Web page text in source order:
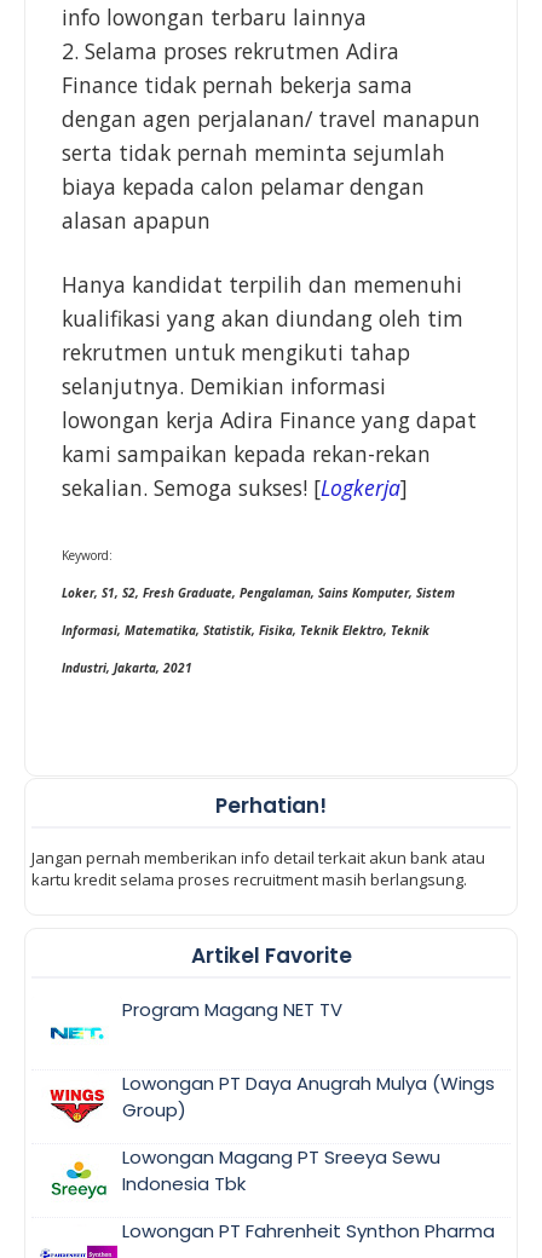
info lowongan terbaru lainnya
2. Selama proses rekrutmen Adira
Finance tidak pernah bekerja sama
dengan agen perjalanan/ travel manapun
serta tidak pernah meminta sejumlah
biaya kepada calon pelamar dengan
alasan apapun
Hanya kandidat terpilih dan memenuhi
kualifikasi yang akan diundang oleh tim
rekrutmen untuk mengikuti tahap
selanjutnya. Demikian informasi
lowongan kerja Adira Finance yang dapat
kami sampaikan kepada rekan-rekan
sekalian. Semoga sukses! [Logkerja]
Keyword:
Loker, S1, S2, Fresh Graduate, Pengalaman, Sains Komputer, Sistem
Informasi, Matematika, Statistik, Fisika, Teknik Elektro, Teknik
Industri, Jakarta, 2021
Perhatian!
Jangan pernah memberikan info detail terkait akun bank atau
kartu kredit selama proses recruitment masih berlangsung.
Artikel Favorite
Program Magang NET TV
Lowongan PT Daya Anugrah Mulya (Wings
Group)
Lowongan Magang PT Sreeya Sewu
Indonesia Tbk
Lowongan PT Fahrenheit Synthon Pharma